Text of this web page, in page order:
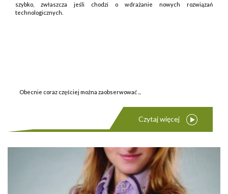
szybko, zwłaszcza jeśli chodzi o wdrażanie nowych rozwiązań
technologicznych.
Obecnie coraz częściej można zaobserwować ...
Czytaj więcej